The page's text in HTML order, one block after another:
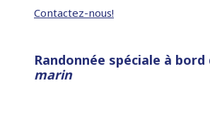
Contactez-nous!
Randonnée spéciale à bord
marin